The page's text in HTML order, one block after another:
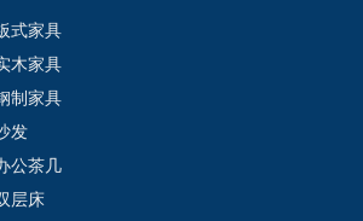
式家具
木家具
制家具
发
公茶几
层床